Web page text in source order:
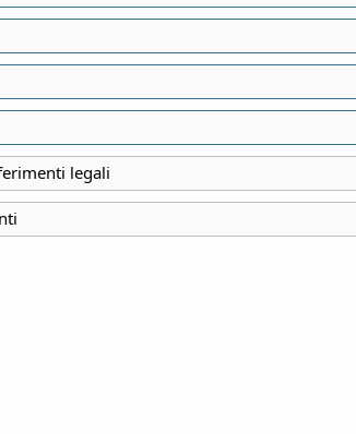
Prezzo
Mar
legali